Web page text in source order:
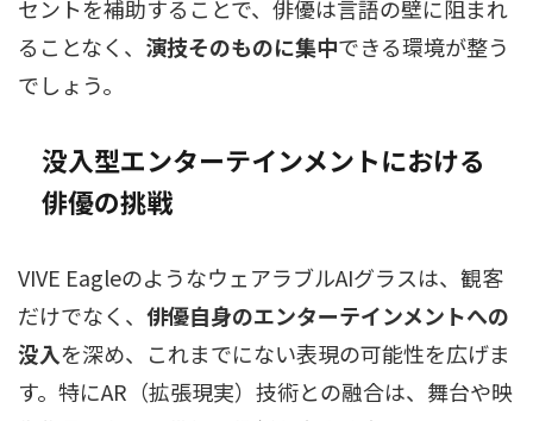
セントを補助することで、俳優は言語の壁に阻まれ
ることなく、 演技そのものに集中できる環境が整う
でしょう。
没入型エンターテインメントにおける
俳優の挑戦
VIVE EagleのようなウェアラブルAIグラスは、観客
だけでなく、 俳優自身のエンターテインメントへの
没入を深め、これまでにない表現の可能性を広げま
す。特にAR（拡張現実）技術との融合は、舞台や映